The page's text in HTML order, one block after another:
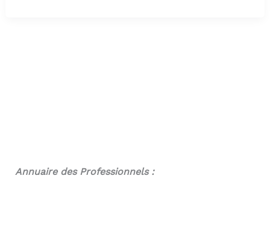
Annuaire des Professionnels :